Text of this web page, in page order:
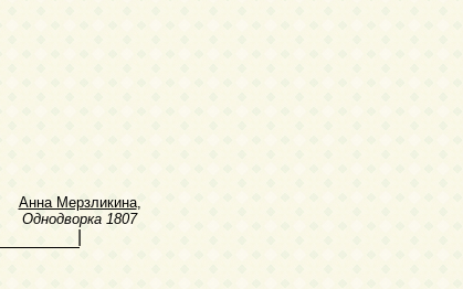
Анна Мерзликина,
Однодворка 1807